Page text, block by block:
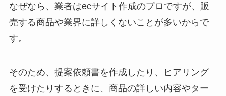
なぜなら、業者はecサイト作成のプロですが、販
売する商品や業界に詳しくないことが多いからで
す。
そのため、提案依頼書を作成したり、ヒアリング
を受けたりするときに、商品の詳しい内容やター